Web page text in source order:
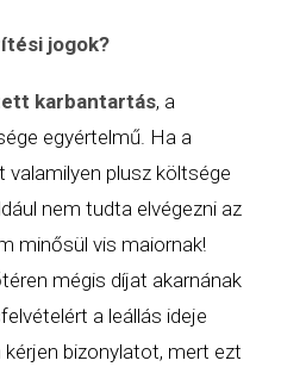
jogok?
karbantartás, a
egyértelmű. Ha a
valamilyen plusz költsége
nem tudta elvégezni az
minősül vis maiornak!
mégis díjat akarnának
a leállás ideje
bizonylatot, mert ezt